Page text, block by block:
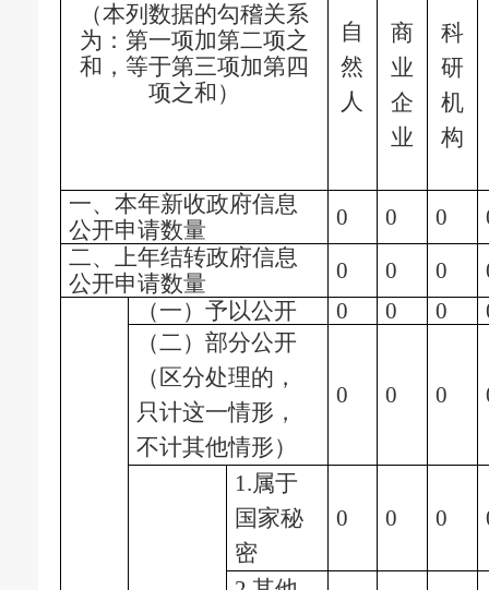
（本列数据的勾稽关系
为：第一项加第二项之
和，等于第三项加第四
项之和）
自
然
人
商
业
企
业
科
研
机
构
一、本年新收政府信息
公开申请数量
0 0 0
二、上年结转政府信息
公开申请数量
0 0 0
（一）予以公开
0 0 0
（二）部分公开
（区分处理的，
只计这一情形，
不计其他情形）
0 0 0
1.属于
国家秘
密
0 0 0